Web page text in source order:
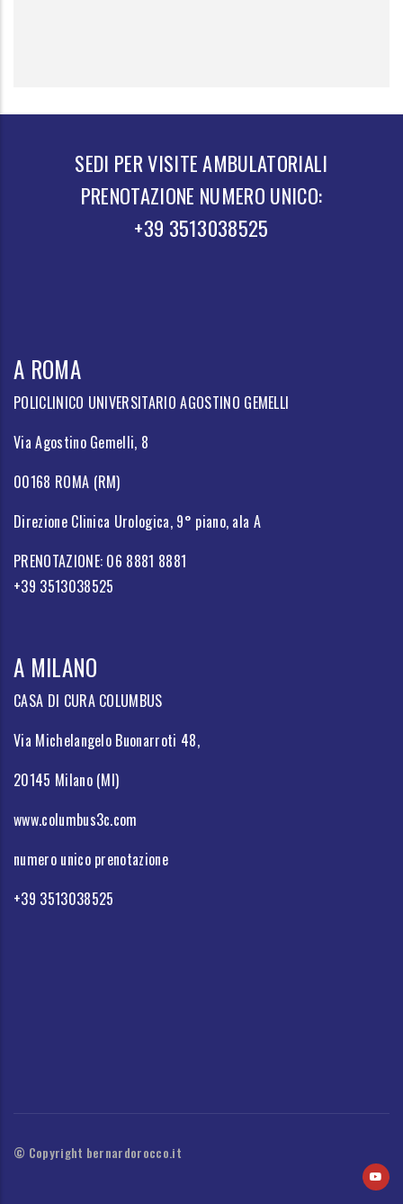
SEDI PER VISITE AMBULATORIALI
PRENOTAZIONE NUMERO UNICO:
+39 3513038525
A ROMA
POLICLINICO UNIVERSITARIO AGOSTINO GEMELLI
Via Agostino Gemelli, 8
00168 ROMA (RM)
Direzione Clinica Urologica, 9° piano, ala A
PRENOTAZIONE: 06 8881 8881
+39 3513038525
A MILANO
CASA DI CURA COLUMBUS
Via Michelangelo Buonarroti 48,
20145 Milano (MI)
www.columbus3c.com
numero unico prenotazione
+39 3513038525
© Copyright bernardorocco.it